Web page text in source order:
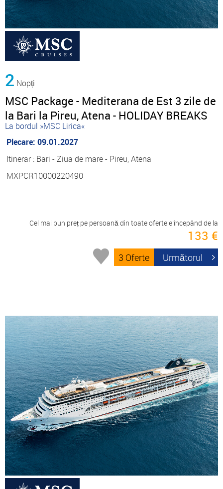
2 Nopți
MSC Package - Mediterana de Est 3 zile de
la Bari la Pireu, Atena - HOLIDAY BREAKS
La bordul »MSC Lirica«
Plecare: 09.01.2027
Itinerar : Bari - Ziua de mare - Pireu, Atena
MXPCR10000220490
Cel mai bun preț pe persoană din toate ofertele începând de la
133 €
3 Oferte Următorul